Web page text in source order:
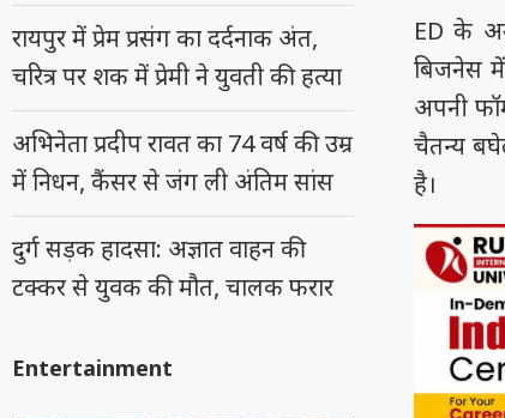
ED के
बिजनेस
अपनी
चैतन्य
है।
रायपुर में प्रेम प्रसंग का दर्दनाक अंत,
चरित्र पर शक में प्रेमी ने युवती की हत्या
अभिनेता प्रदीप रावत का 74 वर्ष की उम्र
में निधन, कैंसर से जंग ली अंतिम सांस
दुर्ग सड़क हादसा: अज्ञात वाहन की
टक्कर से युवक की मौत, चालक फरार
Entertainment